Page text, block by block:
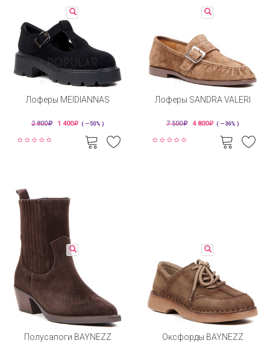
Лоферы MEIDIANNAS
2 800 1 400 ( —50% )
Лоферы SANDRA VALERI
7 500 4 800 ( —36% )
Полусапоги BAYNEZZ Оксфорды BAYNEZZ